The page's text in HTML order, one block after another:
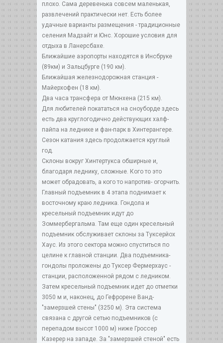
плохо. Сама деревенька совсем маленькая,
развлечений практически нет. Есть более
удачные варианты размещения - традиционные
селения Мадзайт и Юнс. Хорошие условия для
отдыха в Ланерсбахе.
Ближайшие аэропорты находятся в Инсбруке
(89км) и Зальцбурге (190 км).
Ближайшая железнодорожная станция -
Майерхофен (18 км).
Два часа трансфера от Мюнхена (215 км).
Для любителей покататься на сноуборде здесь
есть два круглогодично действующих халф-
пайпа на леднике и фан-парк в Хинтерангере.
Сезон катания здесь продолжается круглый
год.
Склоны вокруг Хинтертукса обширные и,
благодаря леднику, сложные. Кого то это
может обрадовать, а кого то напротив- огорчить.
Главный подъемник в 4 этапа поднимает к
восточному краю ледника. Гондола и
кресельный подъемник идут до
Зоммербергальма. Там еще один кресельный
подъемник обслуживает склоны за Туксерйох
Хаус. Из этого сектора можно спуститься по
целине к главной станции. Два подъемника-
гондолы проложены до Туксер Фермерхаус -
станции, расположенной рядом с ледником.
Затем кресельный подъемник идет до отметки
3050 м и, наконец, до Гефрорене Ванд-
"замерзшей стены" (3250 м). Эта система
связана с другой сетью подъемников (с
перепадом высот 1000 м) ниже Гроссер
Казерер на западе. За "замерзшей стеной" есть